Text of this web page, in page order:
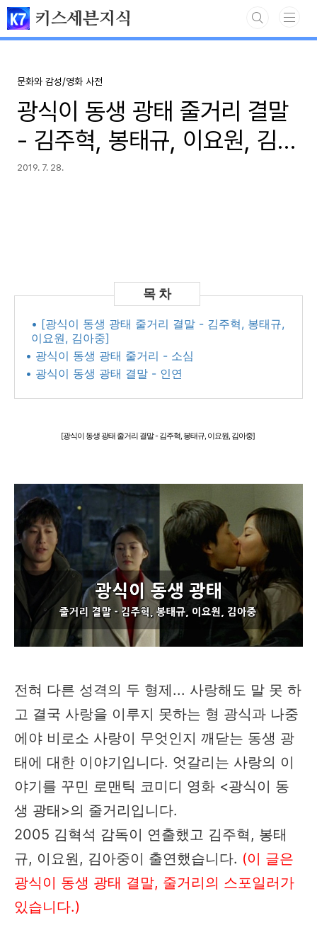
본문 바로가기
키스세븐지식
문화와 감성/영화 사전
광식이 동생 광태 줄거리 결말
- 김주혁, 봉태규, 이요원, 김아
중
2019. 7. 28.
• [광식이 동생 광태 줄거리 결말 - 김주혁, 봉태규,
이요원, 김아중]
• 광식이 동생 광태 줄거리 - 소심
• 광식이 동생 광태 결말 - 인연
[광식이 동생 광태 줄거리 결말 - 김주혁, 봉태규, 이요원, 김아중]
전혀 다른 성격의 두 형제... 사랑해도 말 못 하
고 결국 사랑을 이루지 못하는 형 광식과 나중
에야 비로소 사랑이 무엇인지 깨닫는 동생 광
태에 대한 이야기입니다. 엇갈리는 사랑의 이
야기를 꾸민 로맨틱 코미디 영화 <광식이 동
생 광태>의 줄거리입니다.
2005 김혁석 감독이 연출했고 김주혁, 봉태
규, 이요원, 김아중이 출연했습니다. (이 글은
광식이 동생 광태 결말, 줄거리의 스포일러가
있습니다.)